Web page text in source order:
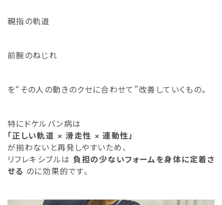
親指の軌道
前腕のねじれ
を“その人の動きのクセに合わせて”改善していくもの。
特にドケルバン病は
「正しい軌道 × 滑走性 × 連動性」
が揃わないと再発しやすいため、
リフレキシブルは 負担の少ないフォームを身体に定着さ
せる のに効果的です。